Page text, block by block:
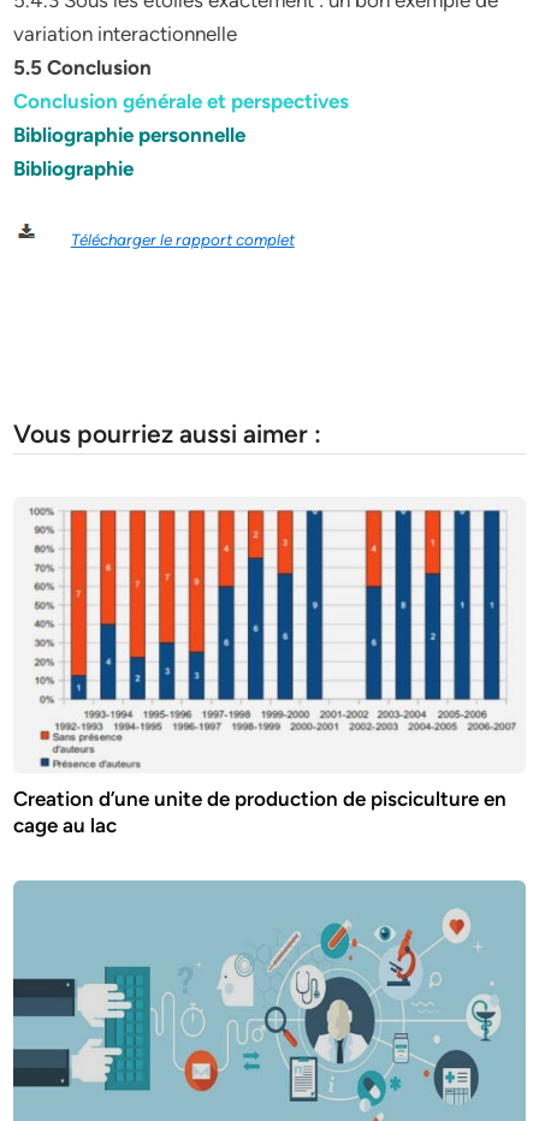
variation interactionnelle
5.5 Conclusion
Conclusion générale et perspectives
Bibliographie personnelle
Bibliographie
Télécharger le rapport complet
Vous pourriez aussi aimer :
Creation d’une unite de production de pisciculture en
cage au lac